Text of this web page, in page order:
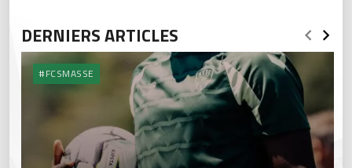
DERNIERS ARTICLES
#FCSMASSE